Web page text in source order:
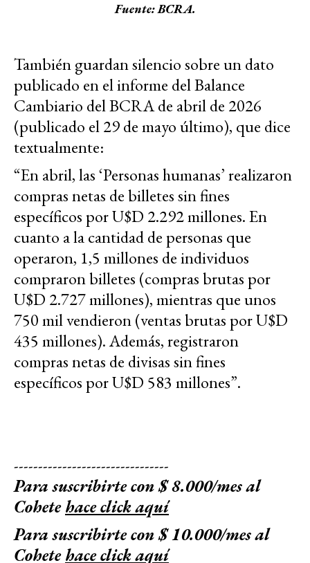
Fuente: BCRA.
También guardan silencio sobre un dato
publicado en el informe del Balance
Cambiario del BCRA de abril de 2026
(publicado el 29 de mayo último), que dice
textualmente:
“En abril, las ‘Personas humanas’ realizaron
compras netas de billetes sin fines
específicos por U$D 2.292 millones. En
cuanto a la cantidad de personas que
operaron, 1,5 millones de individuos
compraron billetes (compras brutas por
U$D 2.727 millones), mientras que unos
750 mil vendieron (ventas brutas por U$D
435 millones). Además, registraron
compras netas de divisas sin fines
específicos por U$D 583 millones”.
--------------------------------
Para suscribirte con $ 8.000/mes al
Cohetehace click aquí
Para suscribirte con $ 10.000/mes al
Cohetehace click aquí